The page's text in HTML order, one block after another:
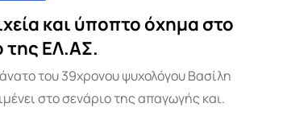
και ύποπτο όχημα στο
της ΕΛ.ΑΣ.
του 39χρονου ψυχολόγου Βασίλη
στο σενάριο της απαγωγής και.